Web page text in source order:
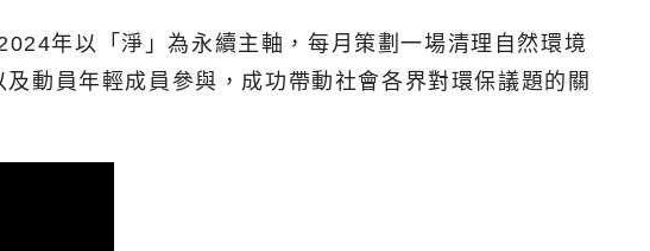
年以「淨」為永續主軸，每月策劃一場清理自然環境
動員年輕成員參與，成功帶動社會各界對環保議題的關